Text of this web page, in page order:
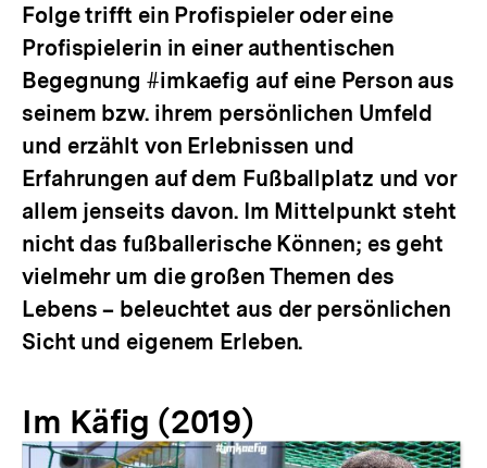
Folge trifft ein Profispieler oder eine
Profispielerin in einer authentischen
Begegnung #imkaefig auf eine Person aus
seinem bzw. ihrem persönlichen Umfeld
und erzählt von Erlebnissen und
Erfahrungen auf dem Fußballplatz und vor
allem jenseits davon. Im Mittelpunkt steht
nicht das fußballerische Können; es geht
vielmehr um die großen Themen des
Lebens – beleuchtet aus der persönlichen
Sicht und eigenem Erleben.
Im Käfig (2019)
Inhaltskarussell